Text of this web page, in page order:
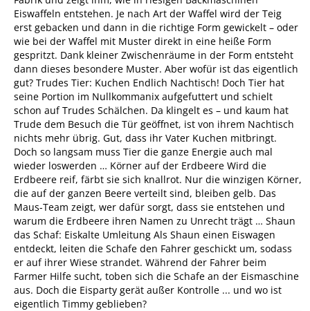
Eiswaffeln entstehen. Je nach Art der Waffel wird der Teig
erst gebacken und dann in die richtige Form gewickelt – oder
wie bei der Waffel mit Muster direkt in eine heiße Form
gespritzt. Dank kleiner Zwischenräume in der Form entsteht
dann dieses besondere Muster. Aber wofür ist das eigentlich
gut? Trudes Tier: Kuchen Endlich Nachtisch! Doch Tier hat
seine Portion im Nullkommanix aufgefuttert und schielt
schon auf Trudes Schälchen. Da klingelt es – und kaum hat
Trude dem Besuch die Tür geöffnet, ist von ihrem Nachtisch
nichts mehr übrig. Gut, dass ihr Vater Kuchen mitbringt.
Doch so langsam muss Tier die ganze Energie auch mal
wieder loswerden … Körner auf der Erdbeere Wird die
Erdbeere reif, färbt sie sich knallrot. Nur die winzigen Körner,
die auf der ganzen Beere verteilt sind, bleiben gelb. Das
Maus-Team zeigt, wer dafür sorgt, dass sie entstehen und
warum die Erdbeere ihren Namen zu Unrecht trägt … Shaun
das Schaf: Eiskalte Umleitung Als Shaun einen Eiswagen
entdeckt, leiten die Schafe den Fahrer geschickt um, sodass
er auf ihrer Wiese strandet. Während der Fahrer beim
Farmer Hilfe sucht, toben sich die Schafe an der Eismaschine
aus. Doch die Eisparty gerät außer Kontrolle ... und wo ist
eigentlich Timmy geblieben?